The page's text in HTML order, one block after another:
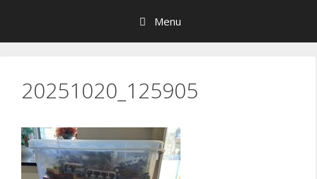
indhold
Menu
20251020_125905